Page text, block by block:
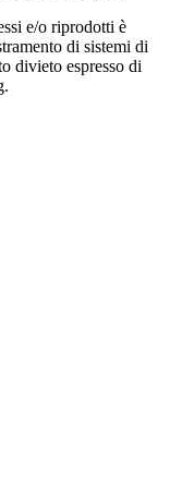
e/o riprodotti è
di sistemi di
divieto espresso di